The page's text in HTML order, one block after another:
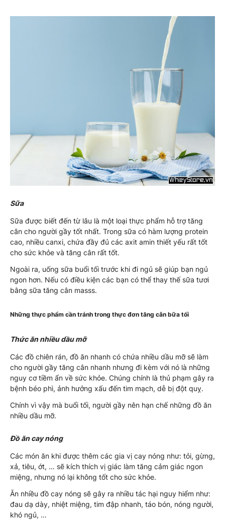
Sữa
Sữa được biết đến từ lâu là một loại thực phẩm hỗ trợ tăng
cân cho người gầy tốt nhất. Trong sữa có hàm lượng protein
cao, nhiều canxi, chứa đầy đủ các axit amin thiết yếu rất tốt
cho sức khỏe và tăng cân rất tốt.
Ngoài ra, uống sữa buổi tối trước khi đi ngủ sẽ giúp bạn ngủ
ngon hơn. Nếu có điều kiện các bạn có thể thay thế sữa tươi
bằng sữa tăng cân masss.
Những thực phẩm cần tránh trong thực đơn tăng cân bữa tối
Thức ăn nhiều dầu mỡ
Các đồ chiên rán, đồ ăn nhanh có chứa nhiều dầu mỡ sẽ làm
cho người gầy tăng cân nhanh nhưng đi kèm với nó là những
nguy cơ tiềm ẩn về sức khỏe. Chúng chính là thủ phạm gây ra
bệnh béo phì, ảnh hưởng xấu đến tim mạch, dễ bị đột quỵ.
Chính vì vậy mà buổi tối, người gầy nên hạn chế những đồ ăn
nhiều dầu mỡ.
Đồ ăn cay nóng
Các món ăn khi được thêm các gia vị cay nóng như: tỏi, gừng,
xả, tiêu, ớt, … sẽ kích thích vị giác làm tăng cảm giác ngon
miệng, nhưng nó lại không tốt cho sức khỏe.
Ăn nhiều đồ cay nóng sẽ gây ra nhiều tác hại nguy hiểm như:
đau dạ dày, nhiệt miệng, tim đập nhanh, táo bón, nóng người,
khó ngủ, …